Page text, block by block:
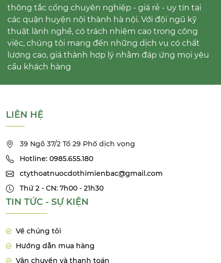
thông tắc cống chuyên nghiệp - giá rẻ - uy tín tại
các quận huyện nội thành hà nội. Với đội ngũ kỹ
thuật lành nghề, có trách nhiệm cao trong công
việc, chúng tôi mang đến những dịch vụ có chất
lượng cao, giá thành hợp lý nhằm đáp ứng mọi yêu
cầu khách hàng
LIÊN HỆ
39 Ngõ 37/2 Tổ 29 Phố dịch vọng
Hotline: 0985.655.180
ctythoatnuocdothimienbac@gmail.com
Thứ 2 - CN: 7h00 - 21h30
TIN TỨC - SỰ KIỆN
Về chúng tôi
Hướng dẫn mua hàng
Vận chuyển và thanh toán